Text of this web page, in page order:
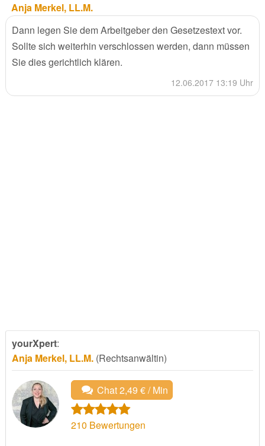
Anja Merkel, LL.M.
Dann legen Sie dem Arbeitgeber den Gesetzestext vor.
Sollte sich weiterhin verschlossen werden, dann müssen
Sie dies gerichtlich klären.
12.06.2017 13:19 Uhr
yourXpert:
Anja Merkel, LL.M.(Rechtsanwältin)
Chat 2,49 € / Min
210 Bewertungen